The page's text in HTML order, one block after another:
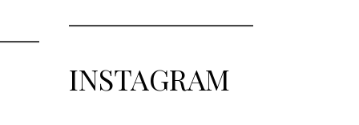
INSTAGRAM